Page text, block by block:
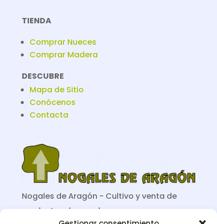
TIENDA
Comprar Nueces
Comprar Madera
DESCUBRE
Mapa de Sitio
Conócenos
Contacta
Nogales de Aragón - Cultivo y venta de
productos de nogal